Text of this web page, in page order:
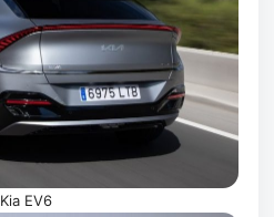
Kia EV6